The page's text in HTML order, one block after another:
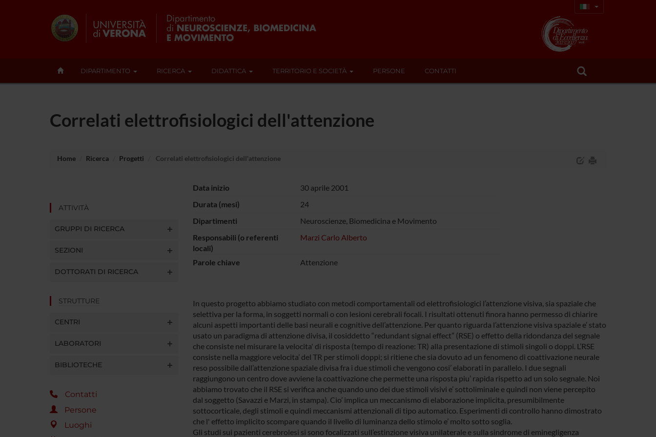
DIPARTIMENTO RICERCA DIDATTICA TERRITORIO E SOCIETÀ PERSONE CONTATTI
Correlati elettrofisiologici dell'attenzione
Home Ricerca Progetti Correlati elettrofisiologici dell'attenzione
ATTIVITÀ
GRUPPI DI RICERCA
SEZIONI
DOTTORATI DI RICERCA
STRUTTURE
CENTRI
LABORATORI
BIBLIOTECHE
Contatti
Persone
Luoghi
Data inizio
30 aprile 2001
Durata (mesi)
24
Dipartimenti
Neuroscienze, Biomedicina e Movimento
Responsabili (o referenti
locali)
Marzi Carlo Alberto
Parole chiave Attenzione
In questo progetto abbiamo studiato con metodi comportamentali od elettrofisiologici l’attenzione visiva, sia spaziale che
selettiva per la forma, in soggetti normali o con lesioni cerebrali focali. I risultati ottenuti finora hanno permesso di chiarire
alcuni aspetti importanti delle basi neurali e cognitive dell’attenzione. Per quanto riguarda l’attenzione visiva spaziale e’ stato
usato un paradigma di attenzione divisa, il cosiddetto “redundant signal effect” (RSE) o effetto della ridondanza del segnale
che consiste nel misurare la velocita' di risposta (tempo di reazione: TR) alla presentazione di stimoli singoli o doppi. L’RSE
consiste nella maggiore velocita’ del TR per stimoli doppi; si ritiene che sia dovuto ad un fenomeno di coattivazione neurale
reso possibile dall’attenzione spaziale divisa fra i due stimoli che vengono cosi’ elaborati in parallelo. I due segnali
raggiungono un centro dove avviene la coattivazione che permette una risposta piu’ rapida rispetto ad un solo segnale. Noi
abbiamo trovato che il RSE si verifica anche quando uno dei due stimoli visivi e’ sottoliminale e quindi non viene percepito
dal soggetto (Savazzi e Marzi, in stampa). Cio’ implica un meccanismo di elaborazione implicita, presumibilmente
sottocorticale, degli stimoli e quindi meccanismi attenzionali di tipo automatico. Esperimenti di controllo hanno dimostrato
che l' effetto implicito scompare quando il livello di luminanza dello stimolo e’ molto sotto soglia.
Gli studi sui pazienti cerebrolesi si sono focalizzati sull’estinzione visiva unilaterale e sulla sindrome di eminegligenza